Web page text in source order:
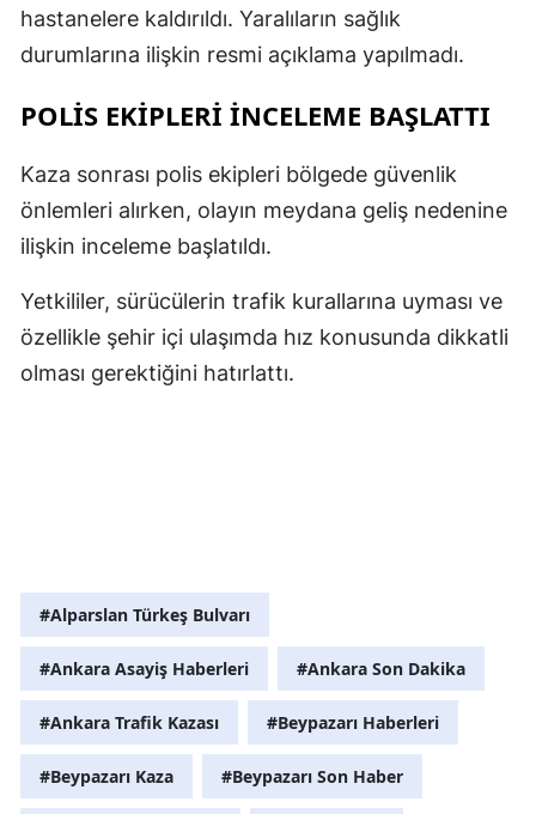
hastanelere kaldırıldı. Yaralıların sağlık
durumlarına ilişkin resmi açıklama yapılmadı.
POLIS EKIPLERI INCELEME BAŞLATTI
Kaza sonrası polis ekipleri bölgede güvenlik
önlemleri alırken, olayın meydana geliş nedenine
ilişkin inceleme başlatıldı.
Yetkililer, sürücülerin trafik kurallarına uyması ve
özellikle şehir içi ulaşımda hız konusunda dikkatli
olması gerektiğini hatırlattı.
#Alparslan Türkeş Bulvarı
#Ankara Asayiş Haberleri #Ankara Son Dakika
#Ankara Trafik Kazası #Beypazarı Haberleri
#Beypazarı Kaza #Beypazarı Son Haber